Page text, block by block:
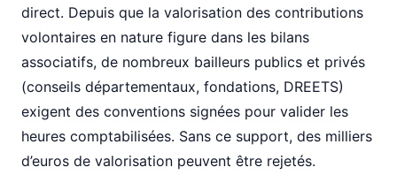
direct. Depuis que la valorisation des contributions
volontaires en nature figure dans les bilans
associatifs, de nombreux bailleurs publics et privés
(conseils départementaux, fondations, DREETS)
exigent des conventions signées pour valider les
heures comptabilisées. Sans ce support, des milliers
d’euros de valorisation peuvent être rejetés.